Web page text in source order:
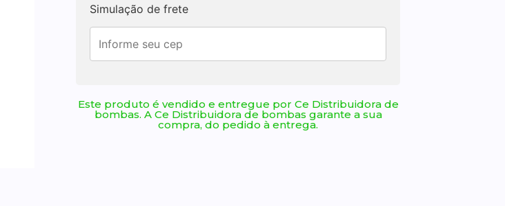
Simulação de frete
Este produto é vendido e entregue por Ce Distribuidora de
bombas. A Ce Distribuidora de bombas garante a sua
compra, do pedido à entrega.